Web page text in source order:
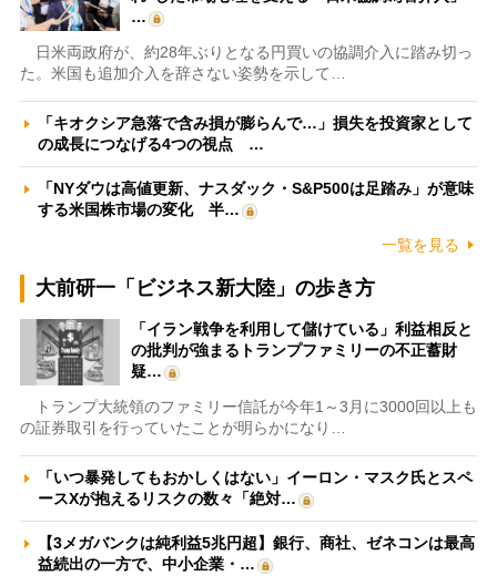
…
日米両政府が、約28年ぶりとなる円買いの協調介入に踏み切っ
た。米国も追加介入を辞さない姿勢を示して…
「キオクシア急落で含み損が膨らんで…」損失を投資家として
の成長につなげる4つの視点 …
「NYダウは高値更新、ナスダック・S&P500は足踏み」が意味
する米国株市場の変化 半…
一覧を見る
大前研一「ビジネス新大陸」の歩き方
「イラン戦争を利用して儲けている」利益相反と
の批判が強まるトランプファミリーの不正蓄財
疑…
トランプ大統領のファミリー信託が今年1～3月に3000回以上も
の証券取引を行っていたことが明らかになり…
「いつ暴発してもおかしくはない」イーロン・マスク氏とスペ
ースXが抱えるリスクの数々「絶対…
【3メガバンクは純利益5兆円超】銀行、商社、ゼネコンは最高
益続出の一方で、中小企業・…